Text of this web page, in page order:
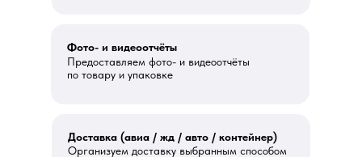
Доставка (авиа / жд / авто / контейнер)
Организуем доставку выбранным способом
Фото- и видеоотчёты
Предоставляем фото- и видеоотчёты
по товару и упаковке